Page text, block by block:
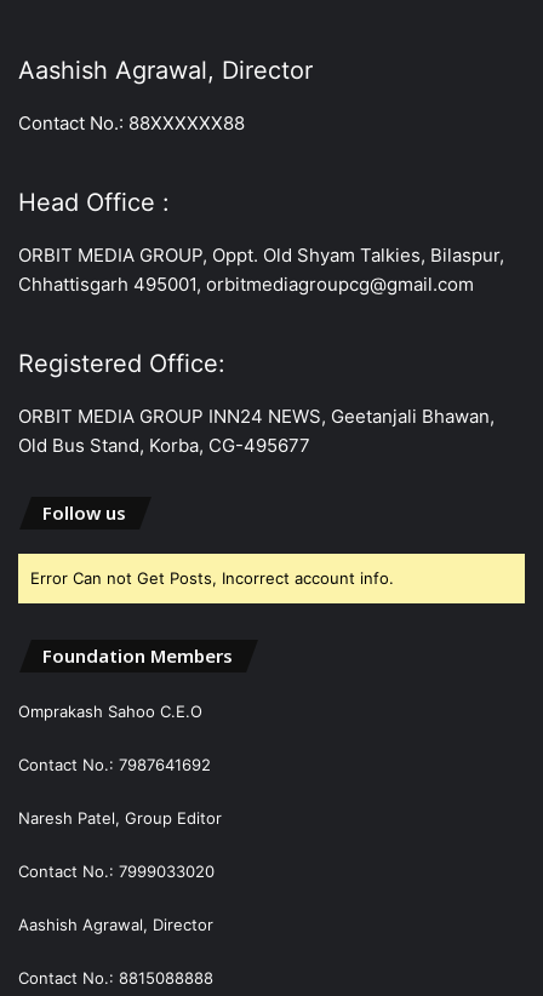
Aashish Agrawal, Director
Contact No.: 88XXXXXX88
Head Office :
ORBIT MEDIA GROUP, Oppt. Old Shyam Talkies, Bilaspur,
Chhattisgarh 495001, orbitmediagroupcg@gmail.com
Registered Office:
ORBIT MEDIA GROUP INN24 NEWS, Geetanjali Bhawan,
Old Bus Stand, Korba, CG-495677
Follow us
Error Can not Get Posts, Incorrect account info.
Foundation Members
Omprakash Sahoo C.E.O
Contact No.: 7987641692
Naresh Patel, Group Editor
Contact No.: 7999033020
Aashish Agrawal, Director
Contact No.: 8815088888